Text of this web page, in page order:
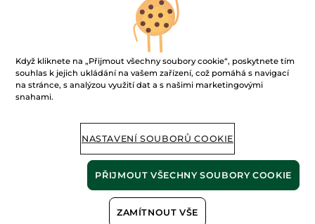
-34%
Sada péče o muže
608.00 Kč
Balzám po holení
100 ml
229.00 Kč
Když kliknete na „Přijmout všechny soubory cookie“, poskytnete tím
souhlas k jejich ukládání na vašem zařízení, což pomáhá s navigací
na stránce, s analýzou využití dat a s našimi marketingovými
snahami.
NASTAVENÍ SOUBORŮ COOKIE
ZAMÍTNOUT VŠE
PŘIJMOUT VŠECHNY SOUBORY COOKIE